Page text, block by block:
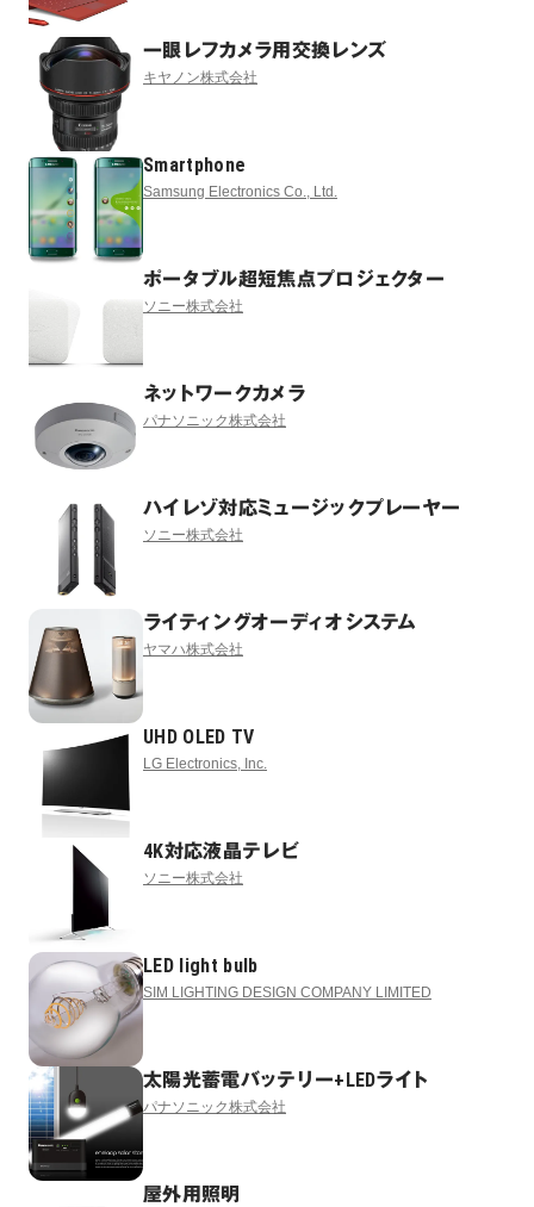
一眼レフカメラ用交換レンズ
キヤノン株式会社
Smartphone
Samsung Electronics Co., Ltd.
ポータブル超短焦点プロジェクター
ソニー株式会社
ネットワークカメラ
パナソニック株式会社
ハイレゾ対応ミュージックプレーヤー
ソニー株式会社
ライティングオーディオシステム
ヤマハ株式会社
UHD OLED TV
LG Electronics, Inc.
4K対応液晶テレビ
ソニー株式会社
LED light bulb
SIM LIGHTING DESIGN COMPANY LIMITED
太陽光蓄電バッテリー+LEDライト
パナソニック株式会社
屋外用照明